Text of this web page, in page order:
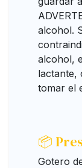
alcohol.
alcohol,
lactante,
tomar el
📦
Gotero